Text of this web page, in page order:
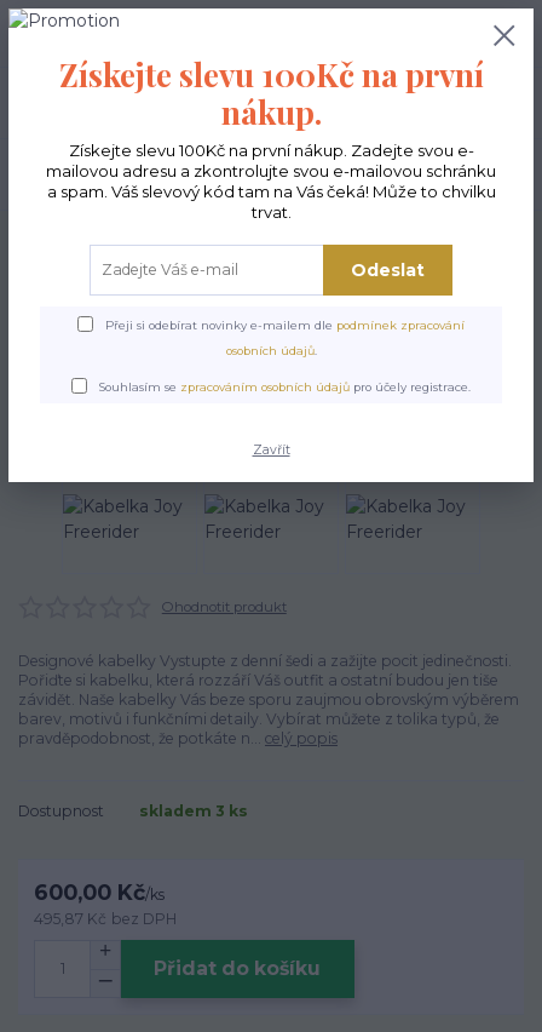
Hledat
0,00 Kč
Kabelka Joy Freerider
Ohodnotit produkt
Designové kabelky Vystupte z denní šedi a zažijte pocit jedinečnosti.
Pořiďte si kabelku, která rozzáří Váš outfit a ostatní budou jen tiše
závidět. Naše kabelky Vás beze sporu zaujmou obrovským výběrem
barev, motivů i funkčními detaily. Vybírat můžete z tolika typů, že
pravděpodobnost, že potkáte n... celý popis
Dostupnost skladem 3 ks
600,00 Kč/ks
495,87 Kč bez DPH
Přidat do košíku
Získejte slevu 100Kč na první
nákup.
Získejte slevu 100Kč na první nákup. Zadejte svou e-
mailovou adresu a zkontrolujte svou e-mailovou schránku
a spam. Váš slevový kód tam na Vás čeká! Může to chvilku
trvat.
Odeslat
Přeji si odebírat novinky e-mailem dle podmínek zpracování
osobních údajů.
Souhlasím se zpracováním osobních údajů pro účely registrace.
Zavřít